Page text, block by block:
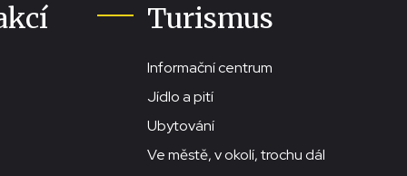
Turismus
Informační centrum
Jídlo a pití
Ubytování
Ve městě, v okolí, trochu dál